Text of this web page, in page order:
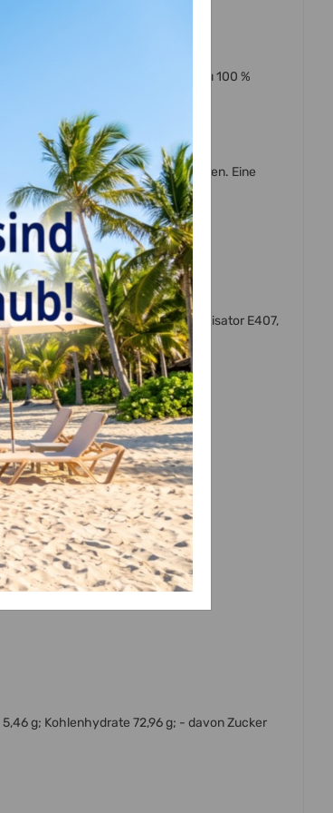
werden.
bedruckt und sind zu 100 %
oder einem Skalpell ausschneiden. Eine
auf:
E422, Emulgator E471, Stabilisator E407,
,E122*, E133* , Emulgator: E433
g; Kohlenhydrate 72,96 g; - davon Zucker